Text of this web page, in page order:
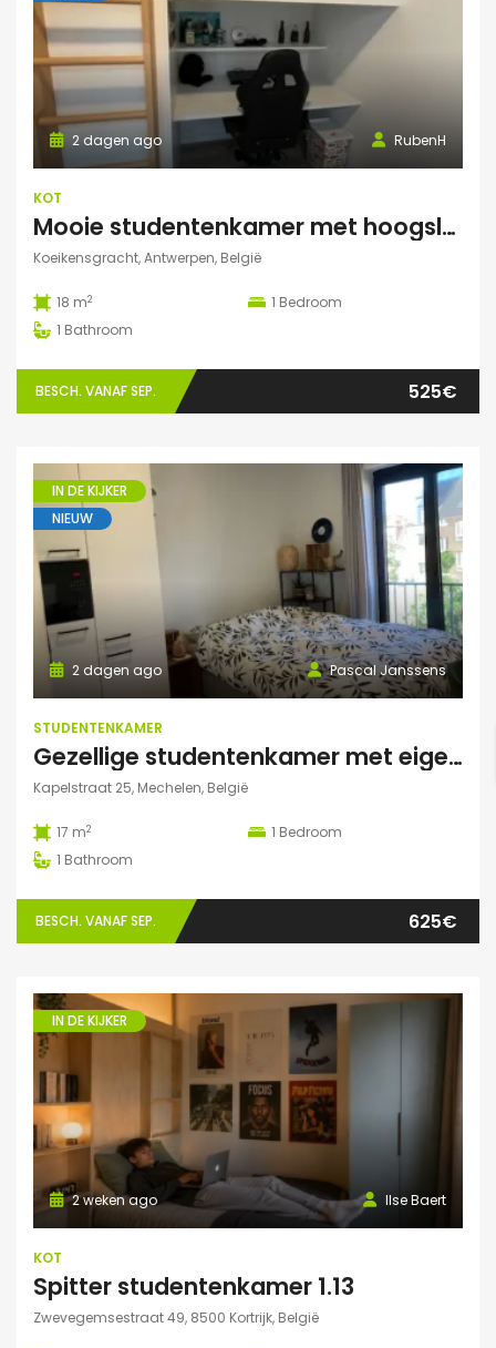
RubenH
2 dagen ago
KOT
Mooie studentenkamer met hoogslaper en grote gemeenschappelijke ruimte/terras in Campus Eilandje
Koeikensgracht, Antwerpen, België
18 m2 1 Bedroom
1 Bathroom
BESCH. VANAF SEP. 525€
IN DE KIJKER
NIEUW
Pascal Janssens
2 dagen ago
STUDENTENKAMER
Gezellige studentenkamer met eigen badkamer in Mechelen
Kapelstraat 25, Mechelen, België
17 m2 1 Bedroom
1 Bathroom
BESCH. VANAF SEP. 625€
IN DE KIJKER
Ilse Baert
2 weken ago
KOT
Spitter studentenkamer 1.13
Zwevegemsestraat 49, 8500 Kortrijk, België